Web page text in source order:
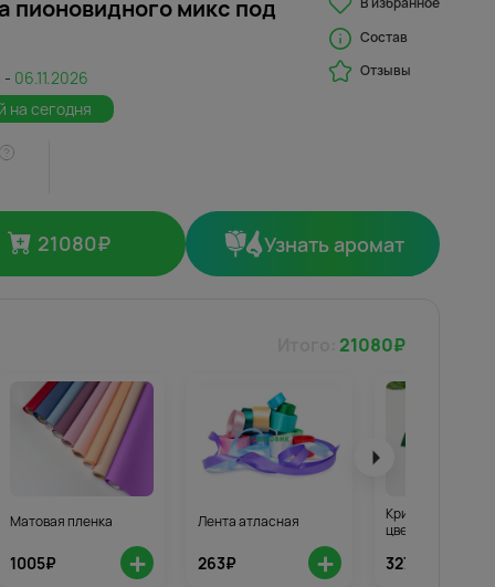
пионовидного микс под
- 06.11.2026
на сегодня
Состав
Отзывы
21080₽ Узнать аромат
21080₽
Матовая пленка
1005₽ +
Лента атласная
263₽ +
Кризал для
цветов 3шт.
327₽